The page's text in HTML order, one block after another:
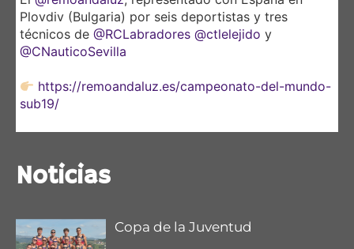
Plovdiv (Bulgaria) por seis deportistas y tres
técnicos de @RCLabradores @ctlelejido y
@CNauticoSevilla
https://remoandaluz.es/campeonato-del-mundo-
sub19/
Noticias
Copa de la Juventud